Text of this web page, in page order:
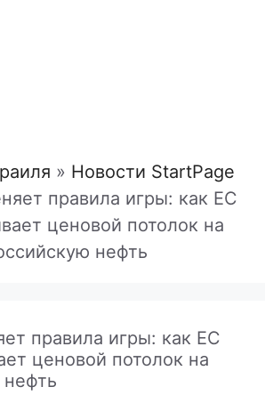
» Новости StartPage
правила игры: как ЕС
ценовой потолок на
нефть
правила игры: как ЕС
ценовой потолок на